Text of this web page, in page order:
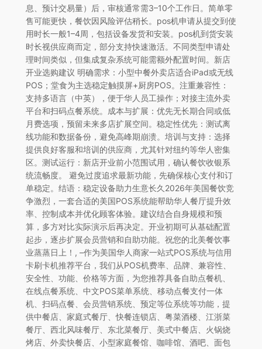
息、预计交易量）后，审核通常需3–10个工作日。简单零
售可能更快，餐饮因风险评估稍长。pos机申请从提交到使
用时长一般1–4周，包括设备发货和安装。pos机到货安装
时长视供应商而定，部分支持快速激活。不同类型申请处
理时间类似，但集成复杂系统可能需额外配置时间。新店
开业选购建议 明确需求：小型中餐外卖店适合iPad或无线
POS；堂食为主选稳定触摸屏+厨房POS。注重兼容性：
支持多语言（中英），便于华人员工操作；对接主流外卖
平台和扫码点餐系统。成本与扩展：优先无长期合同或低
月费选项，预留未来多店扩展空间。稳定性优先：测试离
线功能和数据备份，避免高峰期崩溃。培训与支持：选择
提供良好客服和培训的供应商，尤其针对纽约等华人密集
区。测试运行：新店开业前小范围试用，确认餐饮收银系
统流畅度。 避免过度追求最新功能，先确保核心支付和订
单稳定。结语：稳定设备助力生意长久2026年美国餐饮竞
争激烈，一套合适的美国POS系统能帮助华人餐厅提升效
率、控制成本并优化顾客体验。建议结合自身规模和预
算，多方对比实际演示后再决定。开业初期可从基础配置
起步，逐步扩展会员营销和自助功能。祝您的北美餐饮事
业蒸蒸日上！, –作为美国华人商家一站式POS系统与信用
卡刷卡机推荐平台，我们从POS机费率、品牌、兼容性、
安全性、功能、价格等方面，为您推荐具备自助点餐机、
在线点餐系统、中文POS菜单系统、移动点餐支付一体
机、扫码点餐、会员营销系统、预定等位系统等功能，提
供中餐店、家庭式餐厅、快餐连锁店、粤菜酒楼、江浙菜
餐厅、西北风味餐厅、东北菜餐厅、美式中餐店、火锅烧
烤店、外卖快餐店、小型家庭餐馆、咖啡馆、酒吧、面包